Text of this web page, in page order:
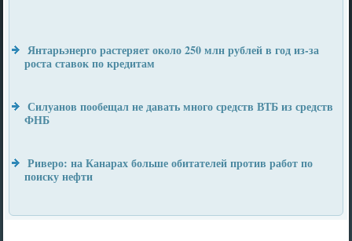
Янтарьэнерго растеряет около 250 млн рублей в год из-за
роста ставок по кредитам
Силуанов пообещал не давать много средств ВТБ из средств
ФНБ
Риверо: на Канарах больше обитателей против работ по
поиску нефти